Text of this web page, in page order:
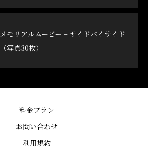
メモリアルムービー – サイドバイサイド
（写真30枚）
料金プラン
お問い合わせ
利用規約